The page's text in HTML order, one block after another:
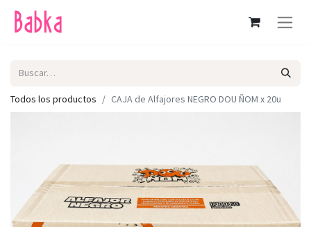
Todos los productos CAJA de Alfajores NEGRO DOU ÑOM x 20u